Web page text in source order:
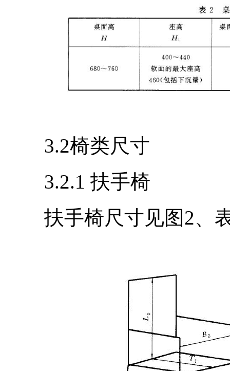
3.2椅类尺寸
3.2.1 扶手椅
扶手椅尺寸见图2、